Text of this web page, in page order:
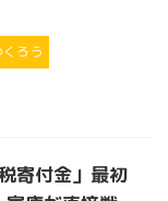
ろう
寄付金」最初